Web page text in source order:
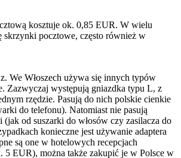
kosztuje ok. 0,85 EUR. W wielu
skrzynki pocztowe, często również w
We Włoszech używa się innych typów
Zazwyczaj występują gniazdka typu L, z
rzędzie. Pasują do nich polskie cienkie
do telefonu). Natomiast nie pasują
(jak od suszarki do włosów czy zasilacza do
konieczne jest używanie adaptera
są one w hotelowych recepcjach
5 EUR), można także zakupić je w Polsce w